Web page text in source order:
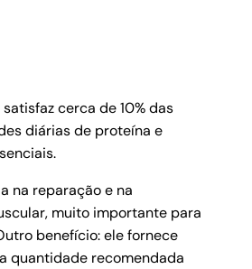
cerca de 10% das
diárias de proteína e
na reparação e na
muito importante para
benefício: ele fornece
quantidade recomendada